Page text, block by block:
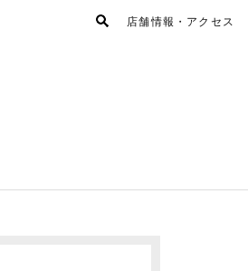
店舗情報・アクセス